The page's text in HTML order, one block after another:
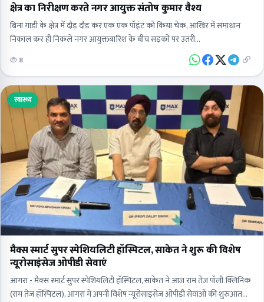
क्षेत्र का निरीक्षण करते नगर आयुक्त संतोष कुमार वैश्य
बिना गाड़ी के क्षेत्र में दौड़ दौड़ कर एक एक पॉइंट को किया चेक, आखिर में समाधान
निकाल कर ही निकले नगर आयुक्तबारिश के बीच सड़कों पर उतरी…
8
स्वास्थ्य
मैक्स स्मार्ट सुपर स्पेशियलिटी हॉस्पिटल, साकेत ने शुरू की विशेष
न्यूरोसाइंसेज ओपीडी सेवाएं
आगरा - मैक्स स्मार्ट सुपर स्पेशियलिटी हॉस्पिटल, साकेत ने आज राम तेज पॉली क्लिनिक
(राम तेज हॉस्पिटल), आगरा में अपनी विशेष न्यूरोसाइंसेज ओपीडी सेवाओं की शुरुआत